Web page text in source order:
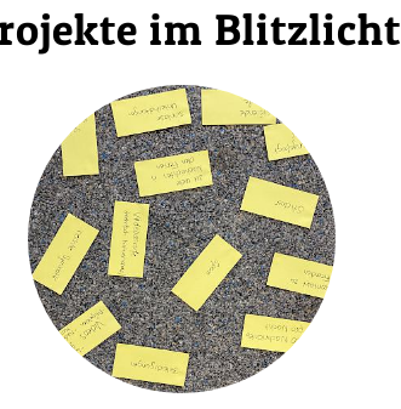
im Blitzlicht